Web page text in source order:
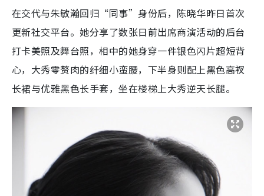
在交代与朱敏瀚回归“同事”身份后，陈晓华昨日首次
更新社交平台。她分享了数张日前出席商演活动的后台
打卡美照及舞台照，相中的她身穿一件银色闪片超短背
心，大秀零赘肉的纤细小蛮腰，下半身则配上黑色高衩
长裙与优雅黑色长手套，坐在楼梯上大秀逆天长腿。